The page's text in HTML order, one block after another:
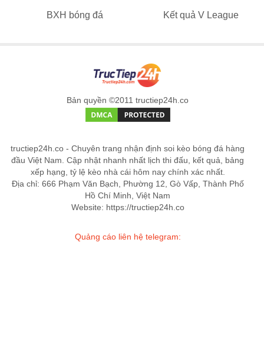
BXH bóng đá Kết quả V League
Bản quyền ©2011 tructiep24h.co
tructiep24h.co - Chuyên trang nhận định soi kèo bóng đá hàng
đầu Việt Nam. Cập nhật nhanh nhất lịch thi đấu, kết quả, bảng
xếp hạng, tỷ lệ kèo nhà cái hôm nay chính xác nhất.
Địa chỉ: 666 Phạm Văn Bạch, Phường 12, Gò Vấp, Thành Phố
Hồ Chí Minh, Việt Nam
Website: https://tructiep24h.co
Quảng cáo liên hệ telegram: